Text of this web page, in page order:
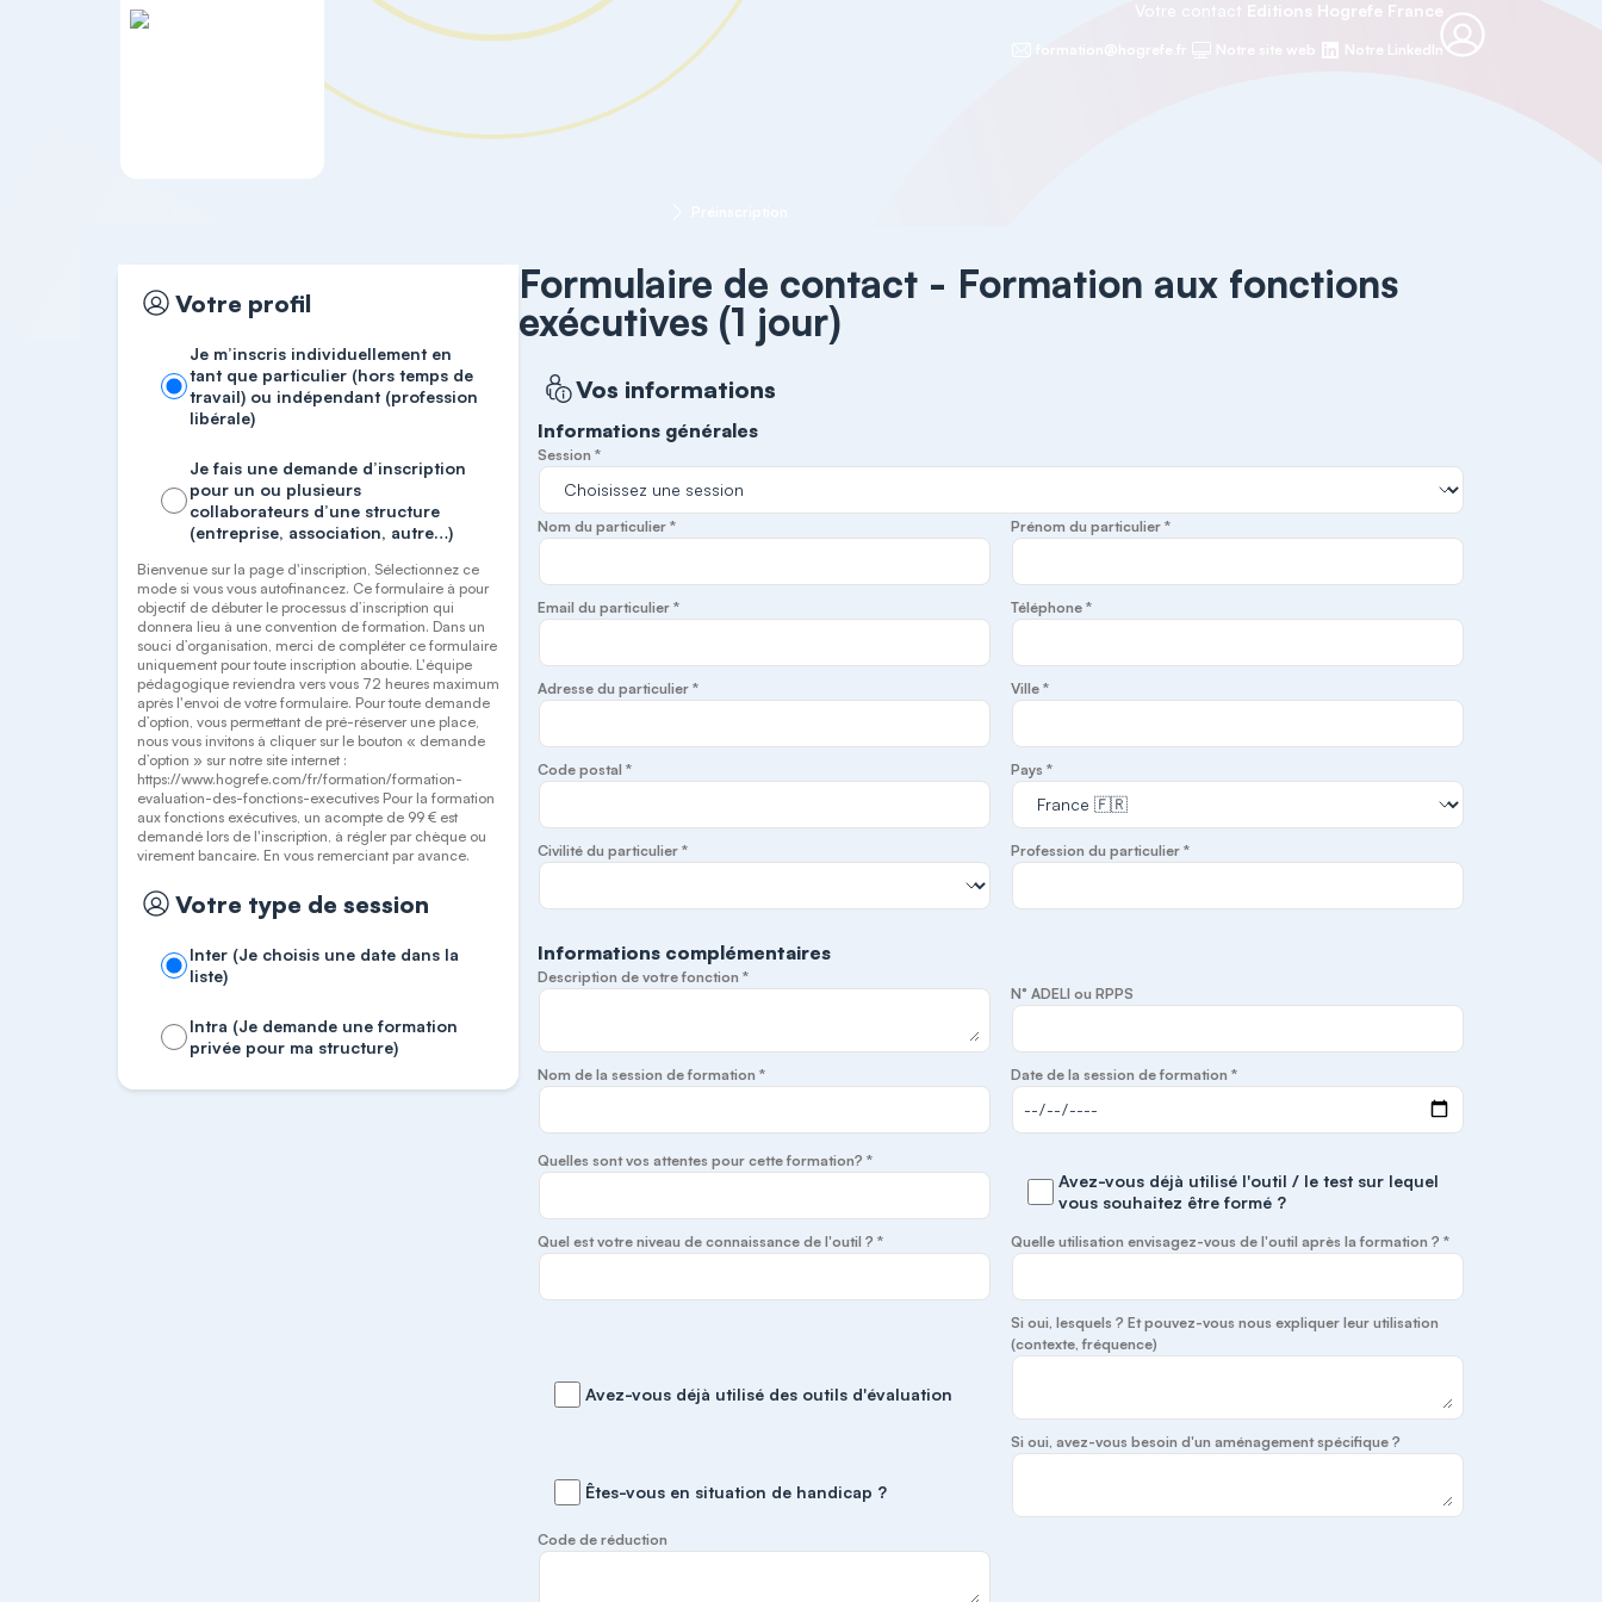
Votre contact Editions Hogrefe France
Notre site web Notre LinkedIn
Votre profil
Je m’inscris individuellement en
tant que particulier (hors temps de
travail) ou indépendant (profession
libérale)
Je fais une demande d’inscription
pour un ou plusieurs
collaborateurs d’une structure
(entreprise, association, autre…)
Bienvenue sur la page d'inscription, Sélectionnez ce
mode si vous vous autofinancez. Ce formulaire à pour
objectif de débuter le processus d’inscription qui
donnera lieu à une convention de formation. Dans un
souci d’organisation, merci de compléter ce formulaire
uniquement pour toute inscription aboutie. L'équipe
pédagogique reviendra vers vous 72 heures maximum
après l'envoi de votre formulaire. Pour toute demande
d’option, vous permettant de pré-réserver une place,
nous vous invitons à cliquer sur le bouton « demande
d’option » sur notre site internet :
https://www.hogrefe.com/fr/formation/formation-
evaluation-des-fonctions-executives Pour la formation
aux fonctions exécutives, un acompte de 99 € est
demandé lors de l'inscription, à régler par chèque ou
virement bancaire. En vous remerciant par avance.
Votre type de session
Inter (Je choisis une date dans la
liste)
Intra (Je demande une formation
privée pour ma structure)
Formulaire de contact - Formation aux fonctions
exécutives (1 jour)
Vos informations
Informations générales
Session *
Nom du particulier * Prénom du particulier *
Email du particulier * Téléphone *
Adresse du particulier * Ville *
Code postal * Pays *
Civilité du particulier * Profession du particulier *
Informations complémentaires
Description de votre fonction *
N° ADELI ou RPPS
Nom de la session de formation * Date de la session de formation *
Quelles sont vos attentes pour cette formation? *
Avez-vous déjà utilisé l'outil / le test sur lequel
vous souhaitez être formé ?
Quel est votre niveau de connaissance de l'outil ? * Quelle utilisation envisagez-vous de l'outil après la formation ? *
Avez-vous déjà utilisé des outils d'évaluation
Si oui, lesquels ? Et pouvez-vous nous expliquer leur utilisation
(contexte, fréquence)
Êtes-vous en situation de handicap ?
Si oui, avez-vous besoin d'un aménagement spécifique ?
Code de réduction